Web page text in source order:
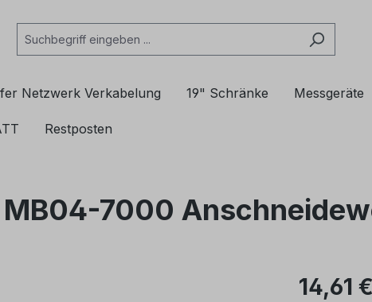
Netzwerk Verkabelung 19" Schränke Messgeräte
Restposten
7000
14,61